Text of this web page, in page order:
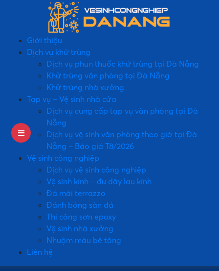
Giới thiệu
Dịch vụ khử trùng
Dịch vụ phun thuốc khử trùng tại Đà Nẵng
Khử trùng văn phòng tại Đà Nẵng
Khử trùng nhà xưởng
Tạp vụ – Vệ sinh nhà cửa
Dịch vụ cung cấp tạp vụ văn phòng tại Đà
Nẵng
Dịch vụ vệ sinh văn phòng theo giờ tại Đà
Nẵng – Báo giá T8/2026
Vệ sinh công nghiệp
Dịch vụ vệ sinh công nghiệp
Vệ sinh kính – đu dây lau kính
Đá mài terrazzo
Đánh bóng sàn đá
Thi công sơn epoxy
Vệ sinh nhà xưởng
Nhuộm màu bê tông
Liên hệ